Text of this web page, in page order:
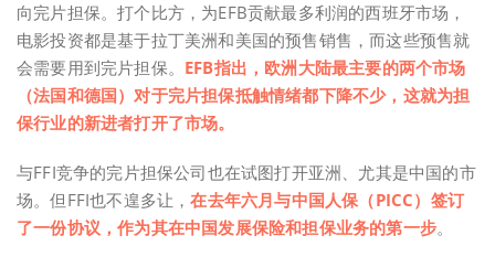
向完片担保。打个比方，为EFB贡献最多利润的西班牙市场，
电影投资都是基于拉丁美洲和美国的预售销售，而这些预售就
会需要用到完片担保。 EFB指出，欧洲大陆最主要的两个市场
（法国和德国）对于完片担保抵触情绪都下降不少，这就为担
保行业的新进者打开了市场。
与FFI竞争的完片担保公司也在试图打开亚洲、尤其是中国的市
场。但FFI也不遑多让，在去年六月与中国人保（PICC）签订
了一份协议，作为其在中国发展保险和担保业务的第一步。